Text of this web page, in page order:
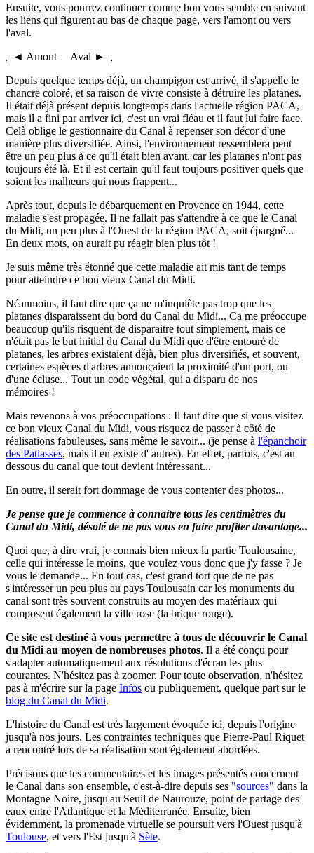
Ensuite, vous pourrez continuer comme bon vous semble en suivant
les liens qui figurent au bas de chaque page, vers l'amont ou vers
l'aval.
◄ Amont Aval ►
Depuis quelque temps déjà, un champigon est arrivé, il s'appelle le
chancre coloré, et sa raison de vivre consiste à détruire les platanes.
Il était déjà présent depuis longtemps dans l'actuelle région PACA,
mais il a fini par arriver ici, c'est un vrai fléau et il faut lui faire face.
Celà oblige le gestionnaire du Canal à repenser son décor d'une
manière plus diversifiée. Ainsi, l'environnement ressemblera peut
être un peu plus à ce qu'il était bien avant, car les platanes n'ont pas
toujours été là. Et il est certain qu'il faut toujours positiver quels que
soient les malheurs qui nous frappent...
Après tout, depuis le débarquement en Provence en 1944, cette
maladie s'est propagée. Il ne fallait pas s'attendre à ce que le Canal
du Midi, un peu plus à l'Ouest de la région PACA, soit épargné...
En deux mots, on aurait pu réagir bien plus tôt !
Je suis même très étonné que cette maladie ait mis tant de temps
pour atteindre ce bon vieux Canal du Midi.
Néanmoins, il faut dire que ça ne m'inquiète pas trop que les
platanes disparaissent du bord du Canal du Midi... Ca me préoccupe
beaucoup qu'ils risquent de disparaitre tout simplement, mais ce
n'était pas le but initial du Canal du Midi que d'être entouré de
platanes, les arbres existaient déjà, bien plus diversifiés, et souvent,
certaines espèces d'arbres annonçaient la proximité d'un port, ou
d'une écluse... Tout un code végétal, qui a disparu de nos
mémoires !
Mais revenons à vos préoccupations : Il faut dire que si vous visitez
ce bon vieux Canal du Midi, vous risquez de passer à côté de
réalisations fabuleuses, sans même le savoir... (je pense à l'épanchoir
des Patiasses, mais il en existe d' autres). En effet, parfois, c'est au
dessous du canal que tout devient intéressant...
En outre, il serait fort dommage de vous contenter des photos...
Je pense que je commence à connaitre tous les centimètres du
Canal du Midi, désolé de ne pas vous en faire profiter davantage...
Quoi que, à dire vrai, je connais bien mieux la partie Toulousaine,
celle qui intéresse le moins, que voulez vous donc que j'y fasse ? Je
vous le demande... En tout cas, c'est grand tort que de ne pas
s'intéresser un peu plus au pays Toulousain car les monuments du
canal sont très souvent construits au moyen des matériaux qui
composent également la ville rose (la brique rouge).
Ce site est destiné à vous permettre à tous de découvrir le Canal
du Midi au moyen de nombreuses photos. Il a été conçu pour
s'adapter automatiquement aux résolutions d'écran les plus
courantes. N'hésitez pas à zoomer. Pour toute observation, n'hésitez
pas à m'écrire sur la page Infos ou publiquement, quelque part sur le
blog du Canal du Midi.
L'histoire du Canal est très largement évoquée ici, depuis l'origine
jusqu'à nos jours. Les contraintes techniques que Pierre-Paul Riquet
a rencontré lors de sa réalisation sont également abordées.
Précisons que les commentaires et les images présentés concernent
le Canal dans son ensemble, c'est-à-dire depuis ses "sources" dans la
Montagne Noire, jusqu'au Seuil de Naurouze, point de partage des
eaux entre l'Atlantique et la Méditerranée. Ensuite, bien
évidemment, la promenade virtuelle se poursuit vers l'Ouest jusqu'à
Toulouse, et vers l'Est jusqu'à Sète.